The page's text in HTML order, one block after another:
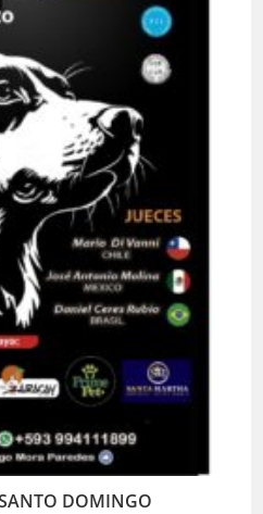
DOMINGO